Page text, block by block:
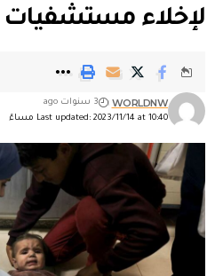
لإخلاء مستشفيات
Last updated: 2023/11/14 at 10:40 مساءً
WORLDNW 3 سنوات ago